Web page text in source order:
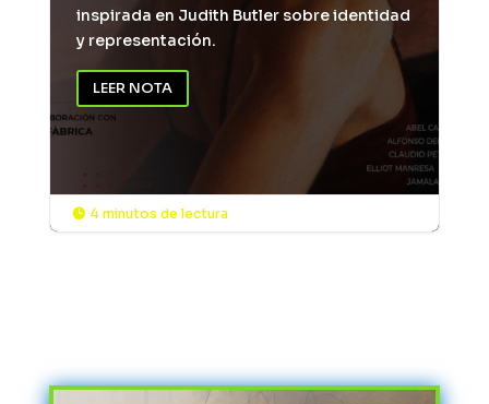
inspirada en Judith Butler sobre identidad
y representación.
LEER NOTA
 4 minutos de lectura